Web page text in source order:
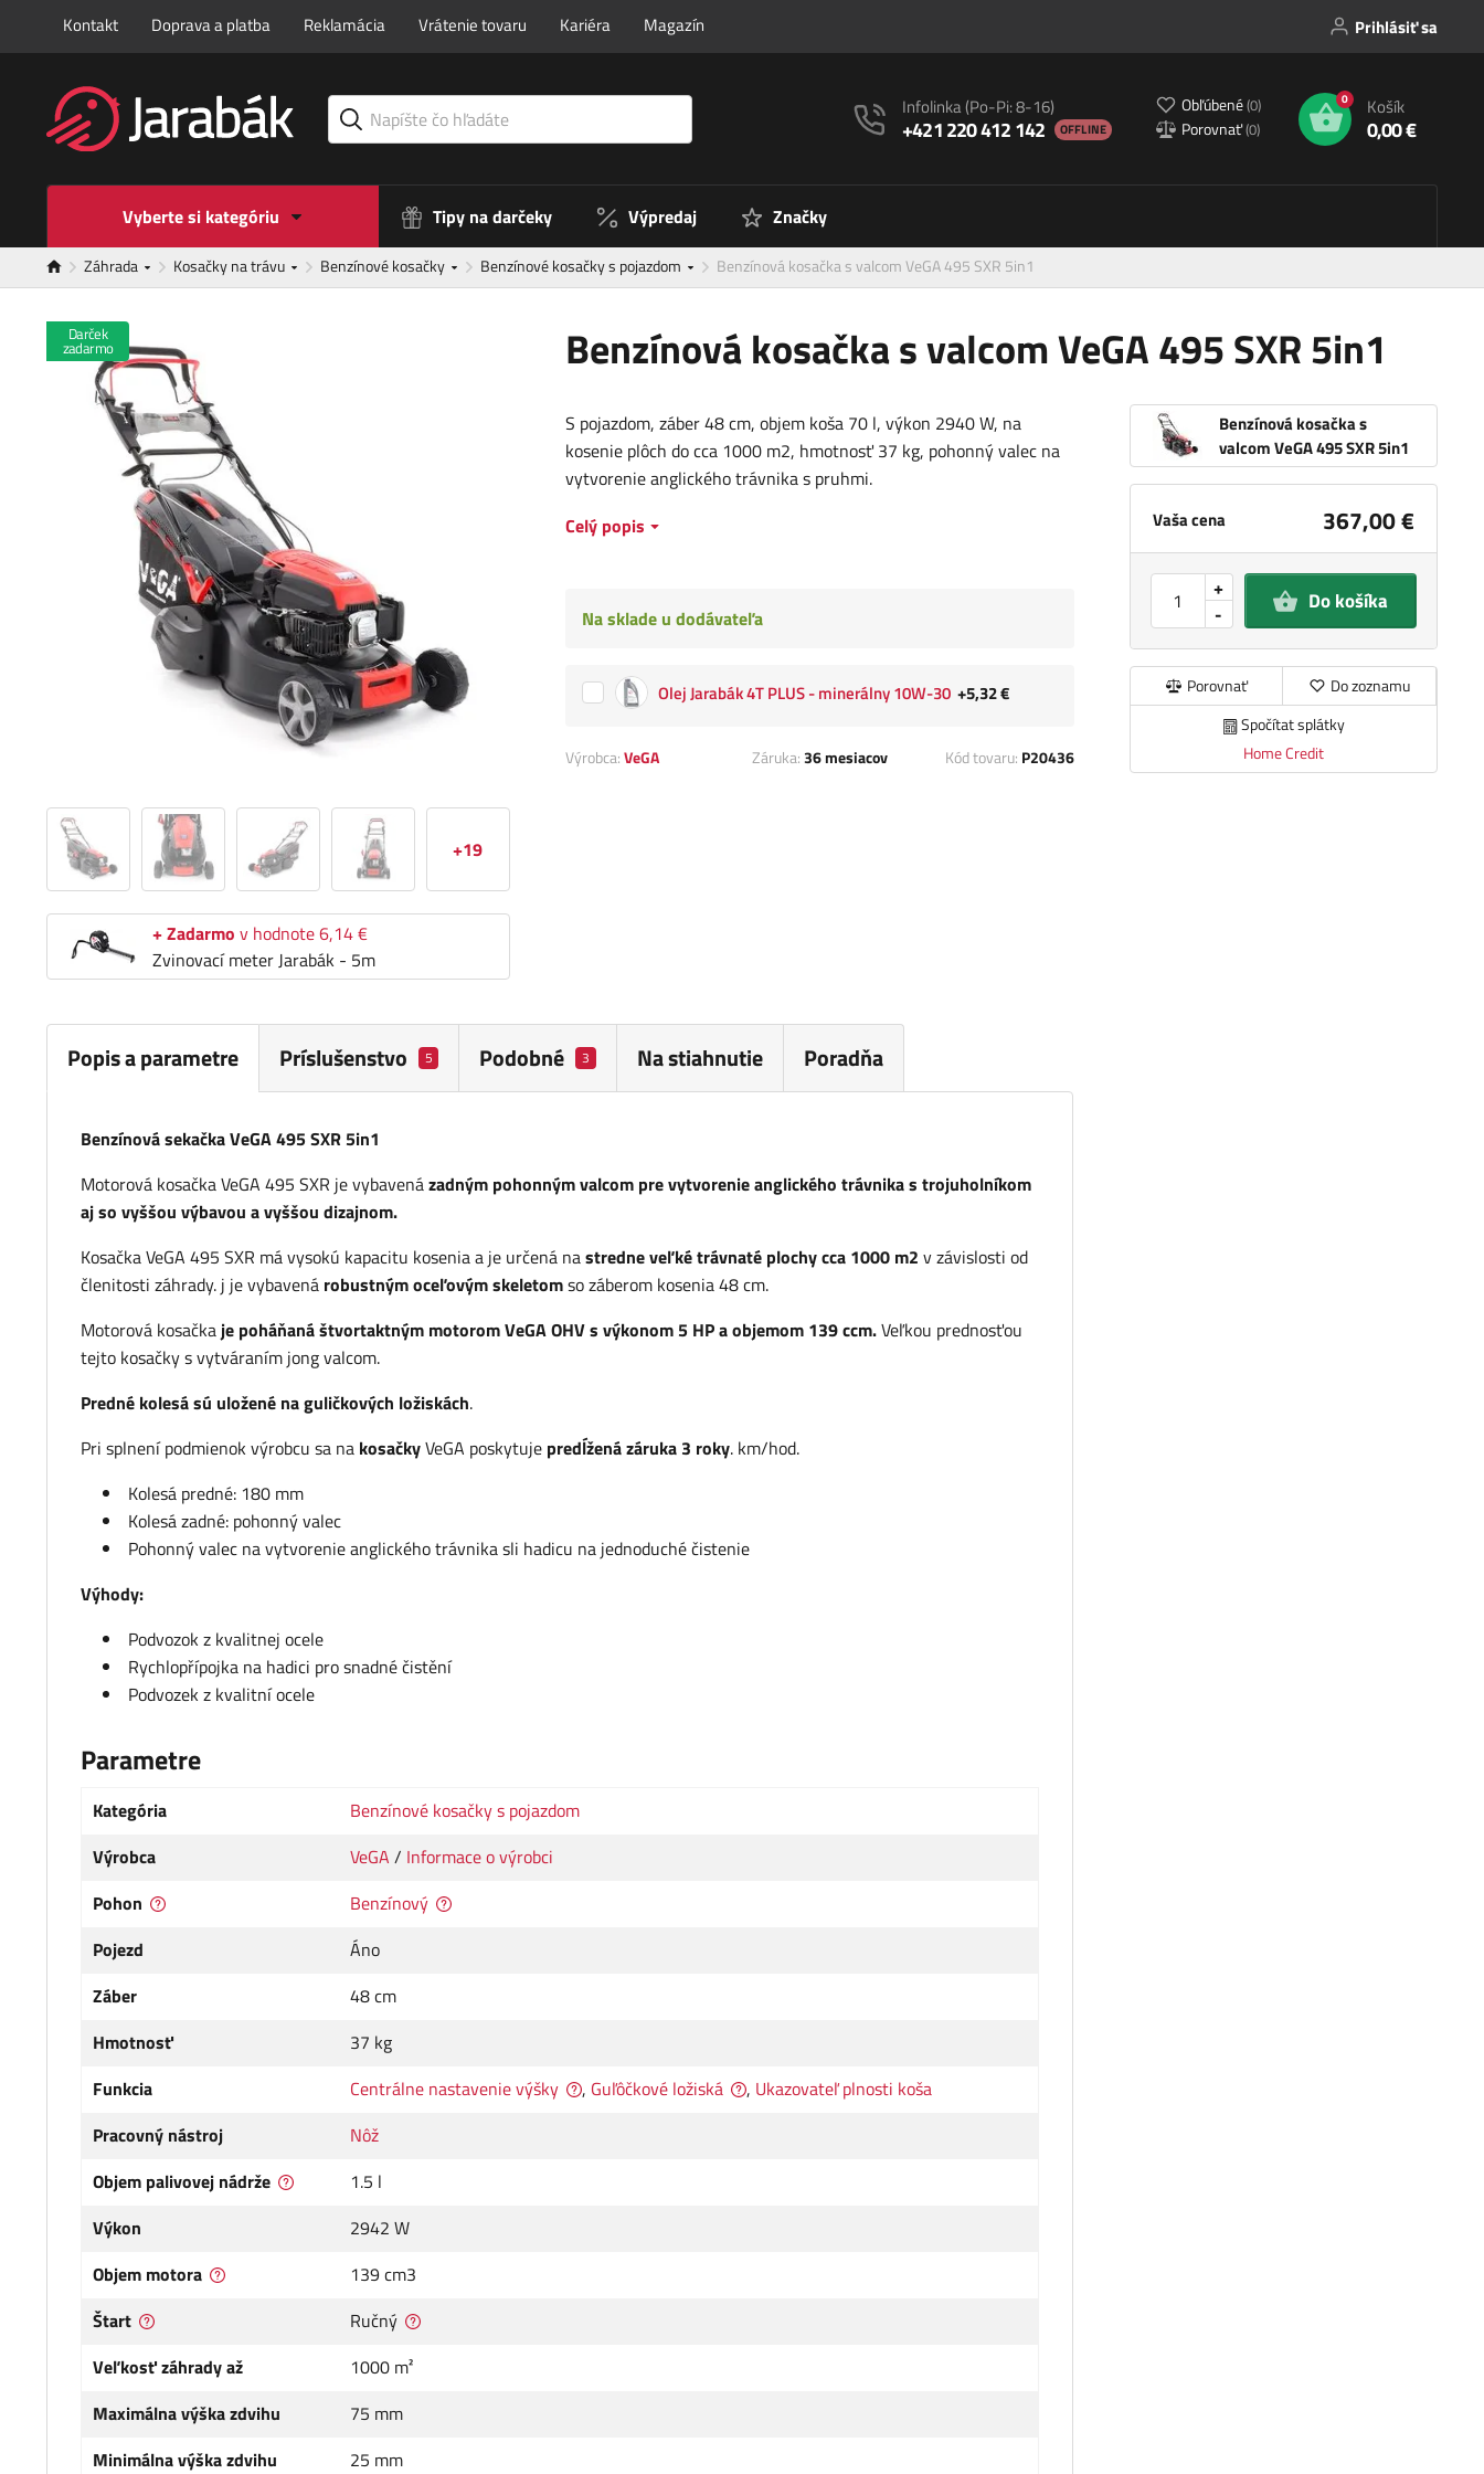
Kontakt Doprava a platba Reklamácia Vrátenie tovaru Kariéra Magazín Prihlásiť sa
Infolinka(Po-Pi: 8-16)
+421 220 412 142 OFFLINE
Obľúbené(0)
Porovnať(0)
0 Košík
0,00 €
Vyberte si kategóriu Tipy na darčeky Výpredaj Značky
Záhrada Kosačky na trávu Benzínové kosačky Benzínové kosačky s pojazdom Benzínová kosačka s valcom VeGA 495 SXR 5in1
Benzínová kosačka s valcom VeGA 495 SXR 5in1
Darček
zadarmo
+19
+ Zadarmo v hodnote 6,14 €
Zvinovací meter Jarabák - 5m
Benzínová kosačka s
valcom VeGA 495 SXR 5in1
Vaša cena 367,00 €
-
+ Do košíka
Porovnať
Do zoznamu
Spočítat splátky
Home Credit
S pojazdom, záber 48 cm, objem koša 70 l, výkon 2940 W, na
kosenie plôch do cca 1000 m2, hmotnosť 37 kg, pohonný valec na
vytvorenie anglického trávnika s pruhmi.
Celý popis
Na sklade u dodávateľa
Olej Jarabák 4T PLUS - minerálny 10W-30 +5,32 €
Výrobca:VeGA Záruka:36 mesiacov Kód tovaru: P20436
Popis a parametre Príslušenstvo 5 Podobné 3 Na stiahnutie Poradňa
Benzínová sekačka VeGA 495 SXR 5in1
Motorová kosačka VeGA 495 SXR je vybavenázadným pohonným valcom pre vytvorenie anglického trávnika s trojuholníkom
aj so vyššou výbavou a vyššou dizajnom.
Kosačka VeGA 495 SXR má vysokú kapacitu kosenia a je určená nastredne veľké trávnaté plochy cca 1000 m2 v závislosti od
členitosti záhrady. j je vybavená robustným oceľovým skeletomso záberom kosenia 48 cm.
Motorová kosačkaje poháňaná štvortaktným motorom VeGA OHV s výkonom 5 HP a objemom 139 ccm.Veľkou prednosťou
tejto kosačky s vytváraním jong valcom.
Predné kolesá sú uložené na guličkových ložiskách.
Pri splnení podmienok výrobcu sa na kosačkyVeGA poskytuje predĺžená záruka 3 roky. km/hod.
Kolesá predné: 180 mm
Kolesá zadné: pohonný valec
Pohonný valec na vytvorenie anglického trávnika sli hadicu na jednoduché čistenie
Výhody:
Podvozok z kvalitnej ocele
Rychlopřípojka na hadici pro snadné čistění
Podvozek z kvalitní ocele
Parametre
Kategória
Benzínové kosačky s pojazdom
Výrobca
VeGA / Informace o výrobci
Pohon
Benzínový
Pojezd
Áno
Záber
48 cm
Hmotnosť
37 kg
Funkcia
Centrálne nastavenie výšky , Guľôčkové ložiská , Ukazovateľ plnosti koša
Pracovný nástroj
Nôž
Objem palivovej nádrže
1.5 l
Výkon
2942 W
Objem motora
139 cm3
Štart
Ručný
Veľkosť záhrady až
1000 m²
Maximálna výška zdvihu
75 mm
Minimálna výška zdvihu
25 mm